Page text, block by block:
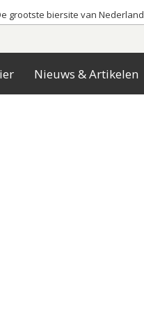
grootste biersite van Nederland
Nieuws & Artikelen